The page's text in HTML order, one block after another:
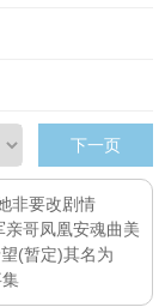
下一页
非要改剧情
亲哥凤凰安魂曲美
(暂定)其名为